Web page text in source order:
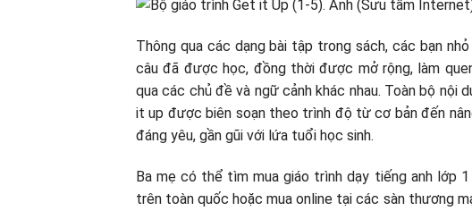
Thông qua các dạng bài tập trong sách, các bạn
câu đã được học, đồng thời được mở rộng, làm
qua các chủ đề và ngữ cảnh khác nhau. Toàn bộ nội
it up được biên soạn theo trình độ từ cơ bản đến
đáng yêu, gần gũi với lứa tuổi học sinh.
Ba mẹ có thể tìm mua giáo trình dạy tiếng anh lớp
trên toàn quốc hoặc mua online tại các sàn thương